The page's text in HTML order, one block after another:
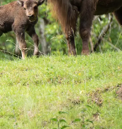
Anfahrt / Kontakt
Öffnungszeiten
Parkplan
Gastronomie
Fragen zum Park
Hunde im Wildpark